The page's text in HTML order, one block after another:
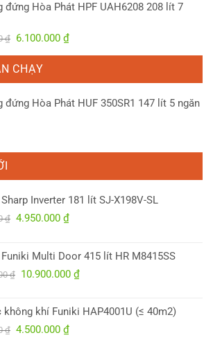
là:
tại
3.750.000 ₫.
đứng Hòa Phát HPF UAH6208 208 lít 7
₫ Giá
là:
7.100.000 ₫.
6.100.000 ₫Giá
là:
CHẠY
đứng Hòa Phát HUF 350SR1 147 lít 5 ngăn
Inverter 181 lít SJ-X198V-SL
₫ Giá
5.700.000 ₫.
4.950.000 ₫Giá
là:
4.950.000 ₫.
Multi Door 415 lít HR M8415SS
₫ Giá
11.900.000 ₫.
10.900.000 ₫Giá
là:
không khí Funiki HAP4001U (≤ 40m2)
₫ Giá
4.500.000 ₫Giá